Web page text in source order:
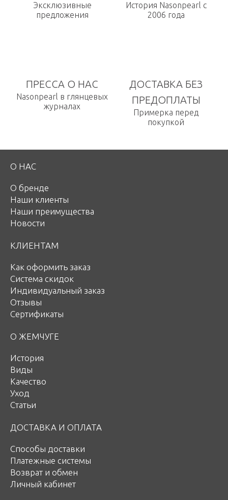
Эксклюзивные
предложения
История Nasonpearl с
2006 года
ПРЕССА О НАС
Nasonpearl в глянцевых
журналах
ДОСТАВКА БЕЗ
ПРЕДОПЛАТЫ
Примерка перед
покупкой
О НАС
О бренде
Наши клиенты
Наши преимущества
Новости
КЛИЕНТАМ
Как оформить заказ
Система скидок
Индивидуальный заказ
Отзывы
Сертификаты
О ЖЕМЧУГЕ
История
Виды
Качество
Уход
Статьи
ДОСТАВКА И ОПЛАТА
Способы доставки
Платежные системы
Возврат и обмен
Личный кабинет